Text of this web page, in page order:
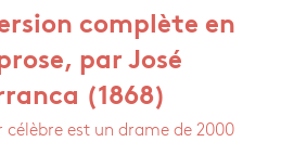
complète en
par José
(1868)
célèbre est un drame de 2000